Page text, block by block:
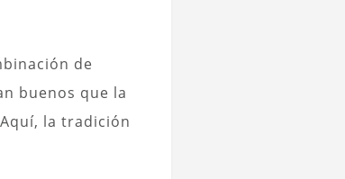
de
buenos que la
la tradición